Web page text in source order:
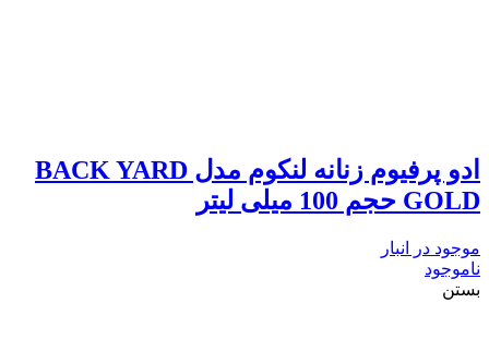
ادو پرفیوم زنانه لنکوم مدل BACK YARD
GOLD حجم 100 میلی لیتر
موجود در انبار
ناموجود
بستن